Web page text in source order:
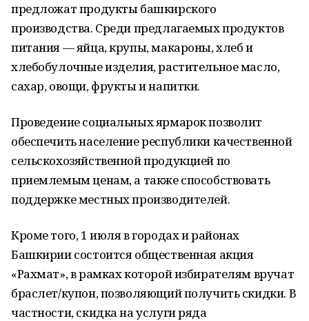
предложат продукты башкирского
производства. Среди предлагаемых продуктов
питания — яйца, крупы, макароны, хлеб и
хлебобулочные изделия, растительное масло,
сахар, овощи, фрукты и напитки.
Проведение социальных ярмарок позволит
обеспечить население республики качественной
сельскохозяйственной продукцией по
приемлемым ценам, а также способствовать
поддержке местных производителей.
Кроме того, 1 июля в городах и районах
Башкирии состоится общественная акция
«Рахмат», в рамках которой избирателям вручат
браслет/купон, позволяющий получить скидки. В
частности, скидка на услуги ряда